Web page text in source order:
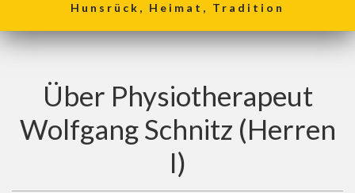
Hunsrück, Heimat, Tradition
Über Physiotherapeut
Wolfgang Schnitz (Herren
I)